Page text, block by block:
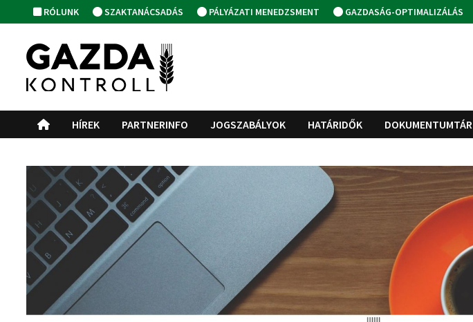
to
content
RÓLUNK SZAKTANÁCSADÁS PÁLYÁZATI MENEDZSMENT GAZDASÁG-OPTIMALIZÁLÁS
HÍREK PARTNERINFO JOGSZABÁLYOK HATÁRIDŐK DOKUMENTUMTÁR